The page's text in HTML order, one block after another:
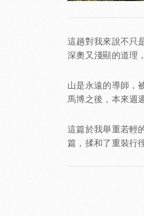
這趟對我來說不只
深奧又淺顯的道理
山是永遠的導師，
馬博之後，本來週
這篇於我舉重若輕
篇，揉和了重裝行